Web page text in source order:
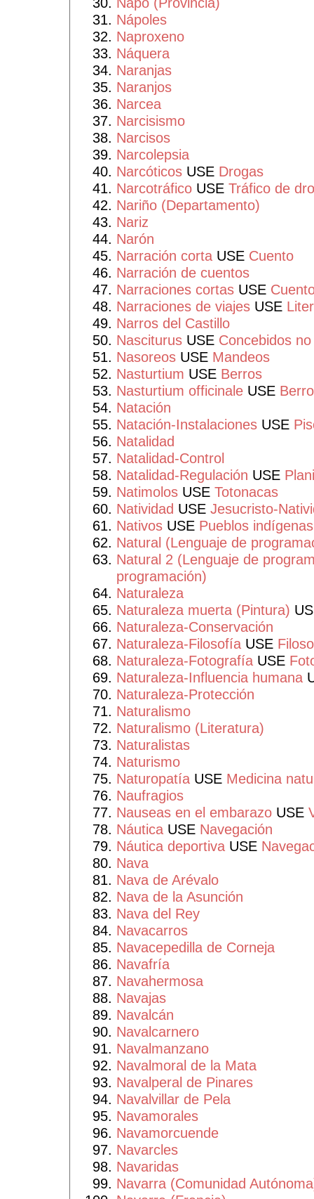
Nápoles
Naproxeno
Náquera
Naranjas
Naranjos
Narcea
Narcisismo
Narcisos
Narcolepsia
NarcóticosUSE Drogas
NarcotráficoUSE Tráfico de
Nariño (Departamento)
Nariz
Narón
Narración corta USE Cuento
Narración de cuentos
Narraciones cortasUSE
Narraciones de viajesUSE
Narros del Castillo
NasciturusUSE Concebidos
NasoreosUSE Mandeos
Nasturtium USE Berros
Nasturtium officinaleUSE
Natación
Natación-InstalacionesUSE
Natalidad
Natalidad-Control
Natalidad-Regulación USE
NatimolosUSE Totonacas
Natividad USE Jesucristo-
NativosUSE Pueblos indígenas
Natural (Lenguaje de
Natural 2 (Lenguaje de
programación)
Naturaleza
Naturaleza muerta (Pintura)
Naturaleza-Conservación
Naturaleza-Filosofía USE
Naturaleza-Fotografía USE
Naturaleza-Influencia humana
Naturaleza-Protección
Naturalismo
Naturalismo (Literatura)
Naturalistas
Naturismo
Naturopatía USE Medicina
Naufragios
Nauseas en el embarazoUSE
Náutica USE Navegación
Náutica deportiva USE
Nava
Nava de Arévalo
Nava de la Asunción
Nava del Rey
Navacarros
Navacepedilla de Corneja
Navafría
Navahermosa
Navajas
Navalcán
Navalcarnero
Navalmanzano
Navalmoral de la Mata
Navalperal de Pinares
Navalvillar de Pela
Navamorales
Navamorcuende
Navarcles
Navaridas
Navarra (Comunidad